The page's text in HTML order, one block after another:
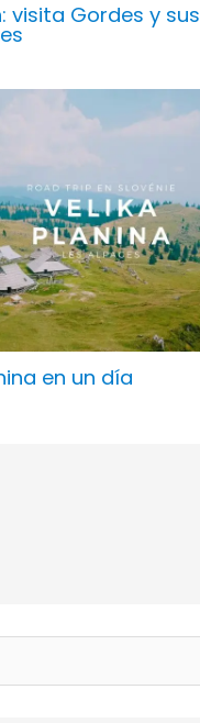
visita Gordes y sus
en un día